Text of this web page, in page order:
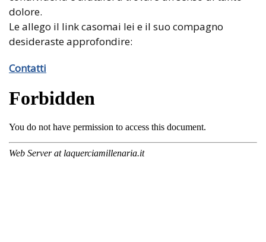
dolore.
Le allego il link casomai lei e il suo compagno
desideraste approfondire:
Contatti